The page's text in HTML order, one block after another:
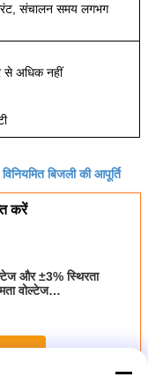
संचालन समय लगभग
से अधिक नहीं
विनियमित बिजली की आपूर्ति
करें
और ±3% स्थिरता
वोल्टेज